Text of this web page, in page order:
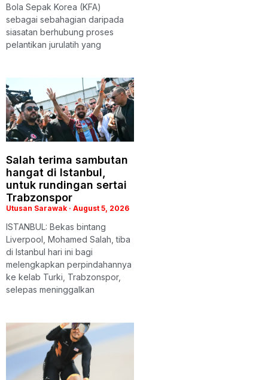
Bola Sepak Korea (KFA)
sebagai sebahagian daripada
siasatan berhubung proses
pelantikan jurulatih yang
Salah terima sambutan
hangat di Istanbul,
untuk rundingan sertai
Trabzonspor
Utusan Sarawak August 5, 2026
ISTANBUL: Bekas bintang
Liverpool, Mohamed Salah, tiba
di Istanbul hari ini bagi
melengkapkan perpindahannya
ke kelab Turki, Trabzonspor,
selepas meninggalkan